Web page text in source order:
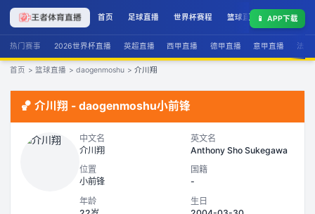
首页 足球直播 世界杯赛程 篮球直播 联赛积分
📱 APP下载
热门赛事 2026世界杯直播 英超直播 西甲直播 德甲直播 意甲直播 法甲
首页 > 篮球直播 > daogenmoshu > 介川翔
🏀 介川翔 - daogenmoshu小前锋
中文名
介川翔
英文名
Anthony Sho Sukegawa
位置
小前锋
国籍
-
年龄
生日